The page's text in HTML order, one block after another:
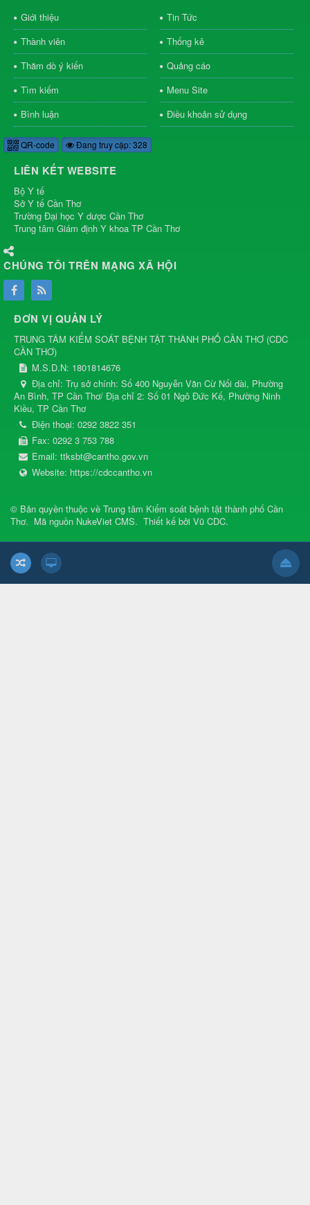
Giới thiệu
Tin Tức
Thành viên
Thống kê
Thăm dò ý kiến
Quảng cáo
Tìm kiếm
Menu Site
Bình luận
Điều khoản sử dụng
QR-code Đang truy cập: 328
LIÊN KẾT WEBSITE
Bộ Y tế
Sở Y tế Cần Thơ
Trường Đại học Y dược Cần Thơ
Trung tâm Giám định Y khoa TP Cần Thơ
CHÚNG TÔI TRÊN MẠNG XÃ HỘI
ĐƠN VỊ QUẢN LÝ
TRUNG TÂM KIỂM SOÁT BỆNH TẬT THÀNH PHỐ CẦN THƠ (CDC
CẦN THƠ)
M.S.D.N: 1801814676
Địa chỉ: Trụ sở chính: Số 400 Nguyễn Văn Cừ Nối dài, Phường
An Bình, TP Cần Thơ/ Địa chỉ 2: Số 01 Ngô Đức Kế, Phường Ninh
Kiều, TP Cần Thơ
Điện thoại: 0292 3822 351
Fax: 0292 3 753 788
Email: ttksbt@cantho.gov.vn
Website: https://cdccantho.vn
© Bản quyền thuộc về Trung tâm Kiểm soát bệnh tật thành phố Cần
Thơ. Mã nguồn NukeViet CMS. Thiết kế bởi Vũ CDC.